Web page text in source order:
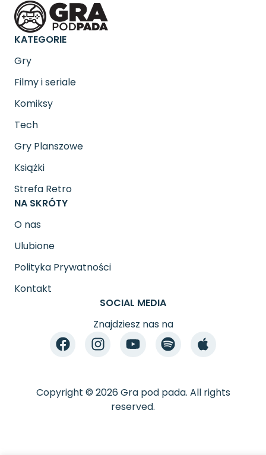
KATEGORIE
Gry
Filmy i seriale
Komiksy
Tech
Gry Planszowe
Książki
Strefa Retro
NA SKRÓTY
O nas
Ulubione
Polityka Prywatności
Kontakt
SOCIAL MEDIA
Znajdziesz nas na
Copyright © 2026 Gra pod pada. All rights
reserved.